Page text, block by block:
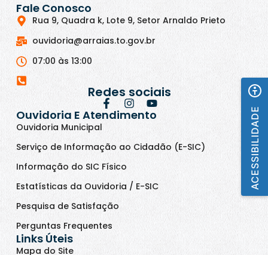
Fale Conosco
Rua 9, Quadra k, Lote 9, Setor Arnaldo Prieto
ouvidoria@arraias.to.gov.br
07:00 às 13:00
Redes sociais
Ouvidoria E Atendimento
Ouvidoria Municipal
Serviço de Informação ao Cidadão (E-SIC)
Informação do SIC Físico
Estatísticas da Ouvidoria / E-SIC
Pesquisa de Satisfação
Perguntas Frequentes
Links Úteis
Mapa do Site
ACESSIBILIDADE